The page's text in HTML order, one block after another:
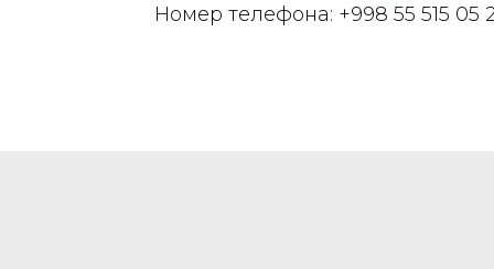
Номер телефона: +998 55 515 05